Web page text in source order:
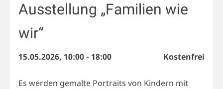
Ausstellung „Familien wie
wir“
15.05.2026, 10:00- 18:00 Kostenfrei
Es werden gemalte Portraits von Kindern mit